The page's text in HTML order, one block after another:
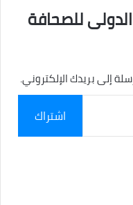
للصحافة
إلى بريدك الإلكتروني.
اشتراك